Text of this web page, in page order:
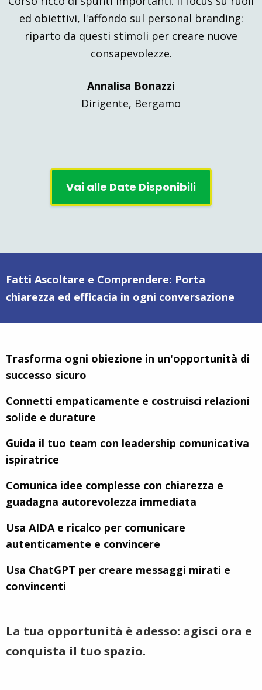
ed obiettivi, l'affondo sul personal branding:
riparto da questi stimoli per creare nuove
consapevolezze.
Annalisa Bonazzi
Dirigente, Bergamo
Vai alle Date Disponibili
Fatti Ascoltare e Comprendere: Porta
chiarezza ed efficacia in ogni conversazione
Trasforma ogni obiezione in un'opportunità di
successo sicuro
Connetti empaticamente e costruisci relazioni
solide e durature
Guida il tuo team con leadership comunicativa
ispiratrice
Comunica idee complesse con chiarezza e
guadagna autorevolezza immediata
Usa AIDA e ricalco per comunicare
autenticamente e convincere
Usa ChatGPT per creare messaggi mirati e
convincenti
La tua opportunità è adesso: agisci ora e
conquista il tuo spazio.